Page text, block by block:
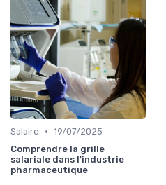
Salaire • 19/07/2025
Comprendre la grille
salariale dans l'industrie
pharmaceutique